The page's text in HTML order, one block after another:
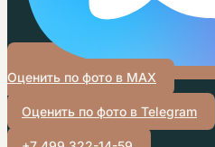
Оценить по фото в MAX
Оценить по фото в Telegram